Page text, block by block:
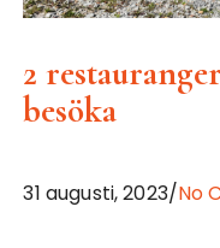
2
besöka
31 augusti, 2023/No